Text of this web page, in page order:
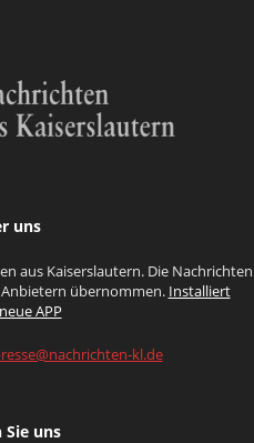
uns
aus Kaiserslautern. Die Nachrichten
übernommen. Installiert
APP
kl.de
Sie uns